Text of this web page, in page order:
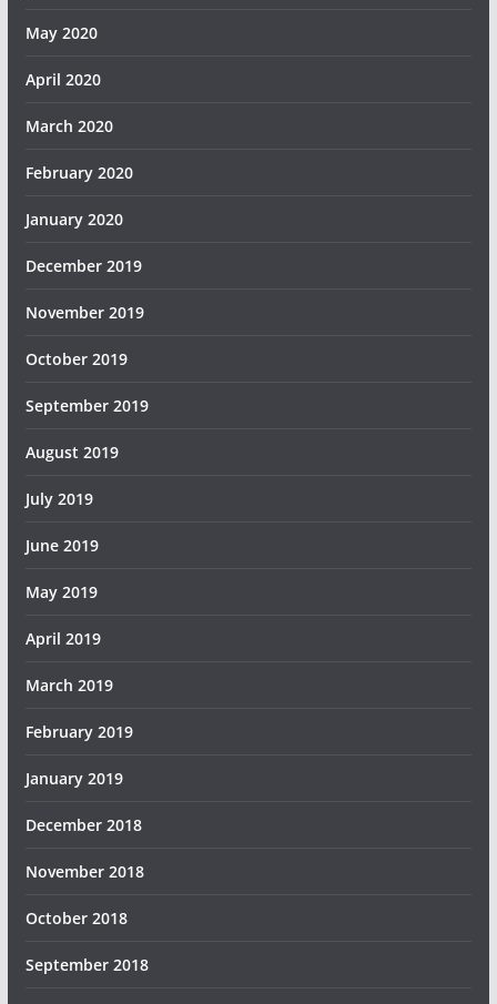
May 2020
April 2020
March 2020
February 2020
January 2020
December 2019
November 2019
October 2019
September 2019
August 2019
July 2019
June 2019
May 2019
April 2019
March 2019
February 2019
January 2019
December 2018
November 2018
October 2018
September 2018